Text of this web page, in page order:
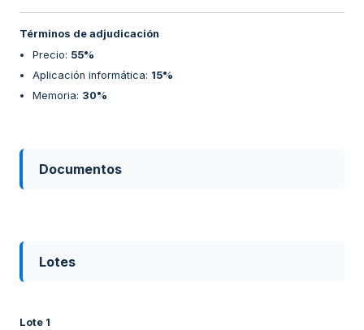
Términos de adjudicación
Precio: 55%
Aplicación informática: 15%
Memoria: 30%
Documentos
Lotes
Lote 1